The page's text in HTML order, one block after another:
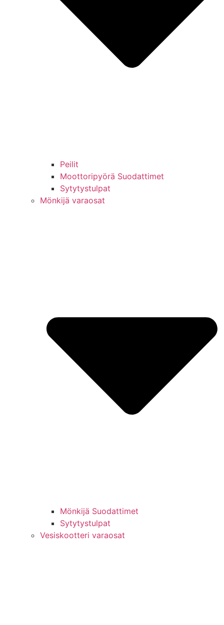
Peilit
Moottoripyörä Suodattimet
Sytytystulpat
Mönkijä varaosat
Mönkijä Suodattimet
Sytytystulpat
Vesiskootteri varaosat